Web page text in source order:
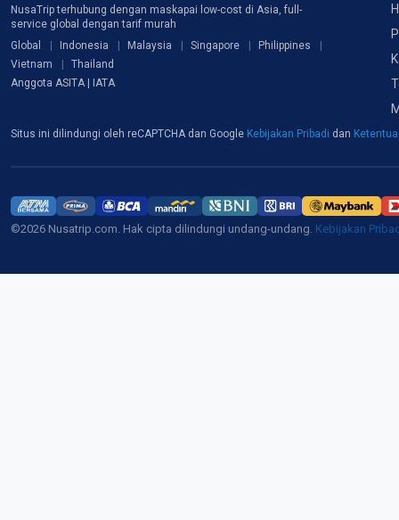
NusaTrip terhubung dengan maskapai low-cost di Asia, full-
service global dengan tarif murah
Global
Indonesia Malaysia Singapore
Philippines
Vietnam
Thailand
Anggota ASITA | IATA
Situs ini dilindungi oleh reCAPTCHA dan Google Kebijakan Pribadi dan
©2026 Nusatrip.com. Hak cipta dilindungi undang-undang. Kebijakan